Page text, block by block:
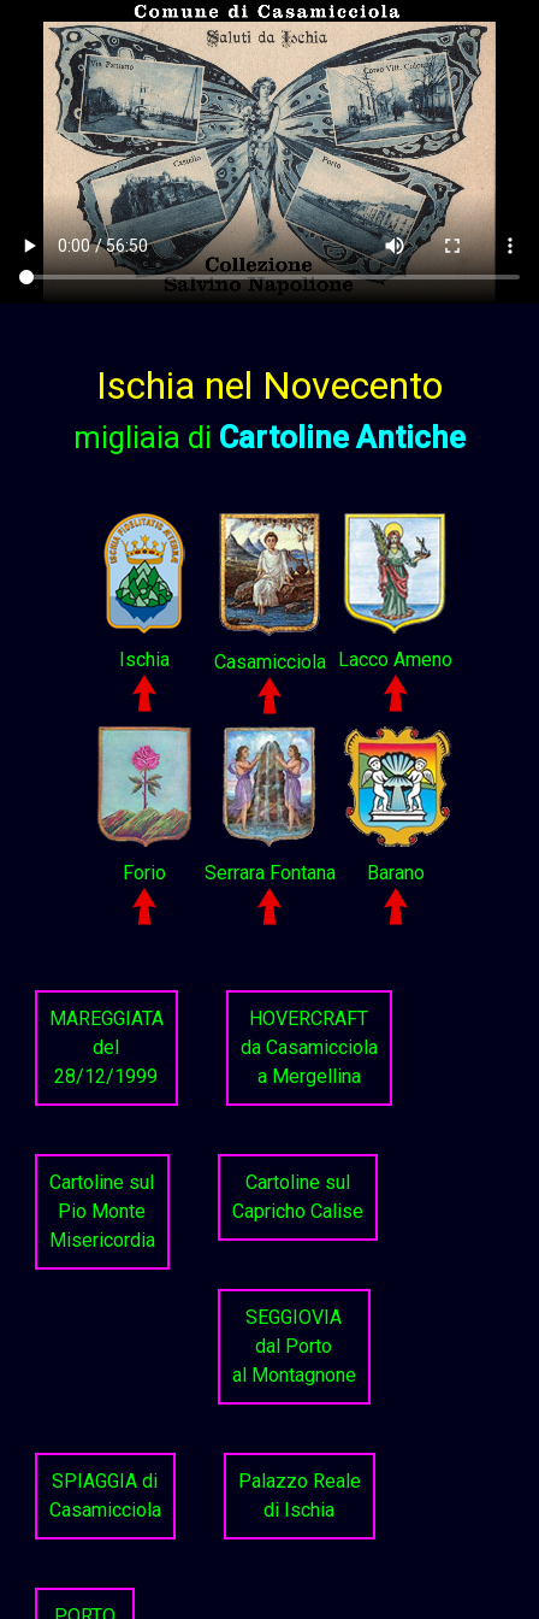
Ischia nel Novecento
migliaia di Cartoline Antiche
Ischia Casamicciola Lacco Ameno
Forio Serrara Fontana Barano
MAREGGIATA
del
28/12/1999
HOVERCRAFT
da Casamicciola
a Mergellina
Cartoline sul
Pio Monte
Misericordia
Cartoline sul
Capricho Calise
SEGGIOVIA
dal Porto
al Montagnone
SPIAGGIA di
Casamicciola
Palazzo Reale
di Ischia